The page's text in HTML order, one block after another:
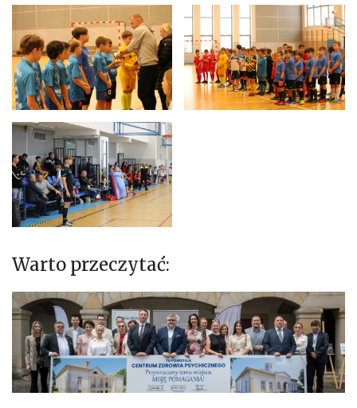
Warto przeczytać: